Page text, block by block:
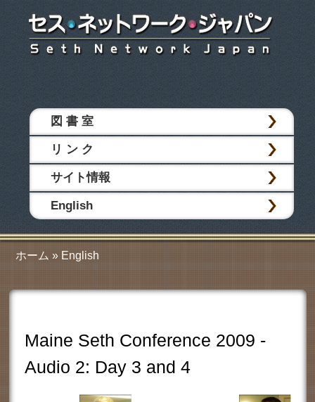
イ
ン
コ
ン
へ
ャ
ン
図 書 室
リ ン ク
サイト情報
English
現在地
ホーム » English
Maine Seth Conference 2009 -
Audio 2: Day 3 and 4